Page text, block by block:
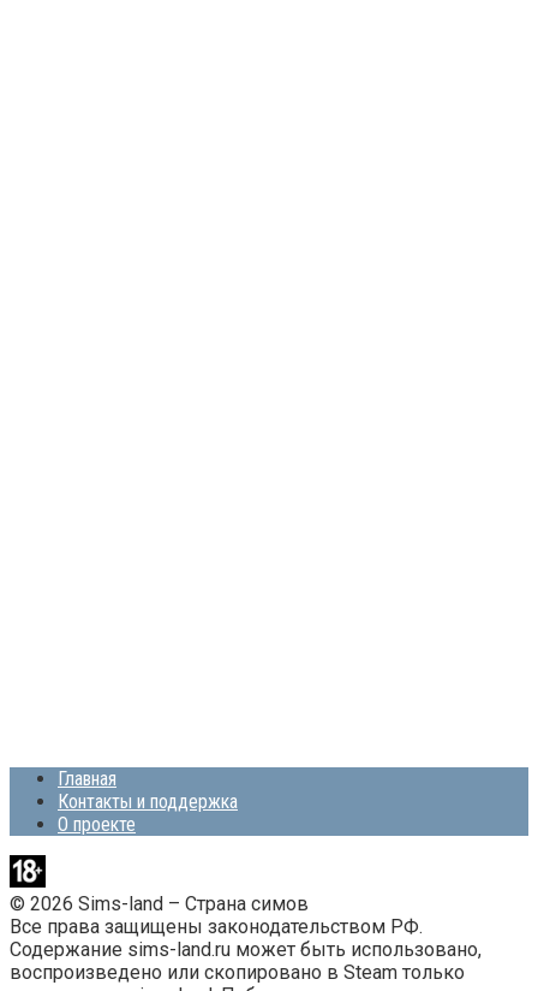
Главная
Контакты и поддержка
О проекте
© 2026 Sims-land – Страна симов
Все права защищены законодательством РФ.
Содержание sims-land.ru может быть использовано,
воспроизведено или скопировано в Steam только